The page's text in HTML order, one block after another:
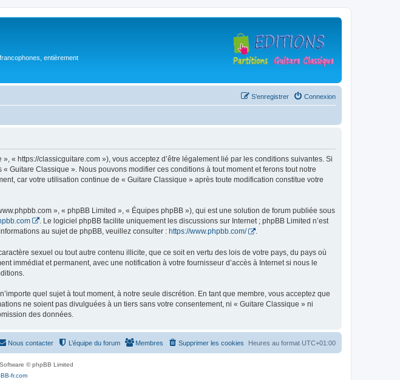
entièrement
Connexion
S’enregistrer
« https://classicguitare.com »), vous acceptez d’être légalement lié par les conditions suivantes. Si
Guitare Classique ». Nous pouvons modifier ces conditions à tout moment et ferons tout notre
car votre utilisation continue de « Guitare Classique » après toute modification constitue votre
», « phpBB Limited », « Équipes phpBB »), qui est une solution de forum publiée sous
. Le logiciel phpBB facilite uniquement les discussions sur Internet ; phpBB Limited n’est
au sujet de phpBB, veuillez consulter : https://www.phpbb.com/ .
sexuel ou tout autre contenu illicite, que ce soit en vertu des lois de votre pays, du pays où
immédiat et permanent, avec une notification à votre fournisseur d’accès à Internet si nous le
quel sujet à tout moment, à notre seule discrétion. En tant que membre, vous acceptez que
ne soient pas divulguées à un tiers sans votre consentement, ni « Guitare Classique » ni
des données.
Heures au format UTC+01:00
Supprimer les cookies
Membres
L’équipe du forum
Nous contacter
© phpBB Limited
fr.com